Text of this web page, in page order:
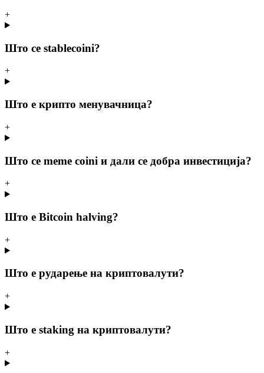
+
Што се stablecoini?
+
Што е крипто менувачница?
+
Што се meme coini и дали се добра инвестиција?
+
Што е Bitcoin halving?
+
Што е рударење на криптовалути?
+
Што е staking на криптовалути?
+